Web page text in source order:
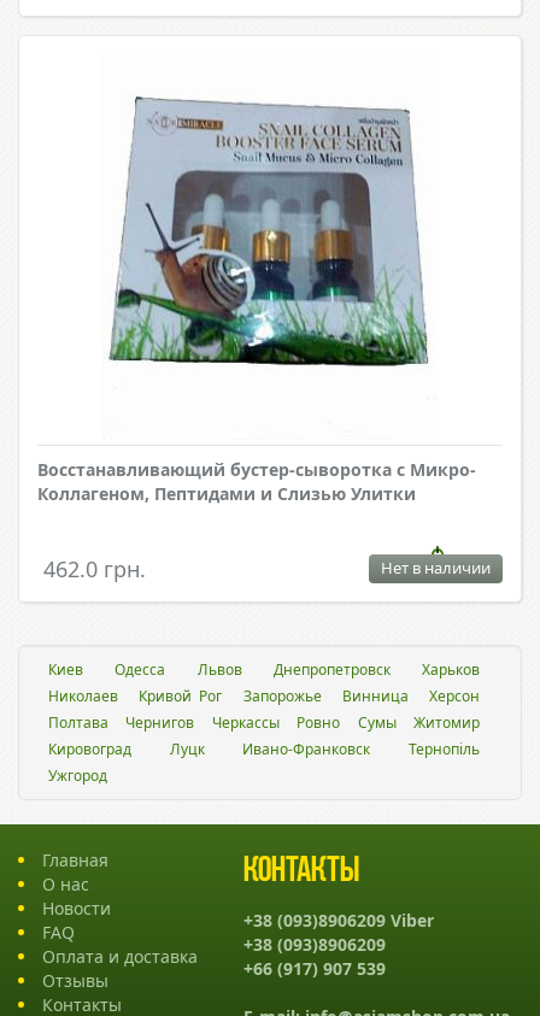
Восстанавливающий бустер-сыворотка с Микро-
Коллагеном, Пептидами и Слизью Улитки
462.0 грн. Нет в наличии
Киев Одесса Львов Днепропетровск
Харьков
Николаев
Кривой Рог Запорожье Винница
Херсон
Полтава
Чернигов Черкассы Ровно Сумы
Житомир
Кировоград
Луцк Ивано-Франковск
Тернопіль
Ужгород
Главная
О нас
Новости
FAQ
Оплата и доставка
Отзывы
Контакты
Контакты
+38 (093)8906209 Viber
+38 (093)8906209
+66 (917) 907 539